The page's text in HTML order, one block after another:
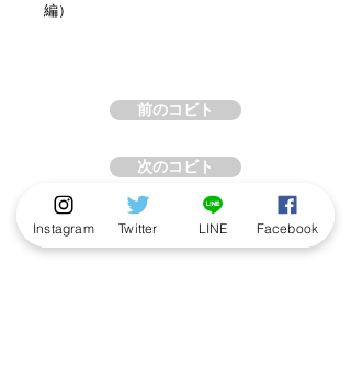
編）
前のコビト
次のコビト
Instagram Twitter LINE Facebook